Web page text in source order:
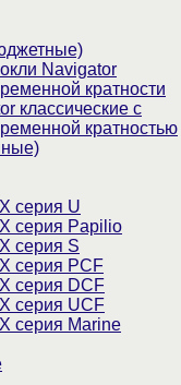
Navigator
кратности
классические с
кратностью
серия U
серия Papilio
серия S
серия PCF
серия DCF
серия UCF
серия Marine